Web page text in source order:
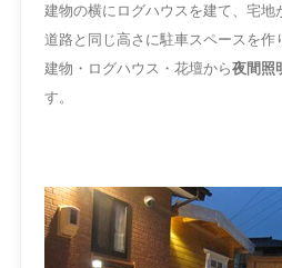
建物の横にログハウスを建て、宅地
道路と同じ高さに駐車スペースを作
建物・ログハウス・花壇から夜間照
す。